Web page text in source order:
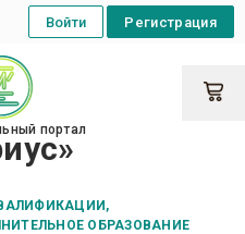
портал
ОБРАЗОВАНИЕ
Регистрация
Войти